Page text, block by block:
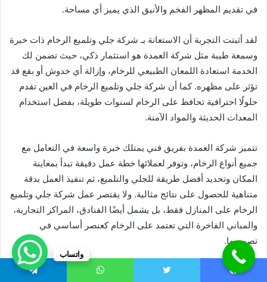
في تقديم المظهر الفخم والأنيق الذي يميز أي مساحة.
لقد أثبتت التجربة أن الاستعانة بـ شركة جلي وتلميع الرخام ذات خبرة
وسمعة طيبة مثل شركة العمدة هو استثمار ذكي، حيث تضمن لك
الخدمة استعادة اللمعان الطبيعي للرخام، وإزالة أي خدوش أو بقع قد
تؤثر على مظهره. كما أن شركة جلي وتلميع الرخام في العين تقدم
حلولًا احترافية تحافظ على الرخام لسنوات طويلة، بفضل استخدام
المعدات الحديثة والمواد الآمنة.
تتميز شركة العمدة بفريق فني يمتلك خبرة واسعة في التعامل مع
جميع أنواع الرخام، وتوفر لعملائها خطة عمل دقيقة تبدأ بمعاينة
المكان وتحديد أفضل طريقة للجلي والتلميع، ثم تنفيذ العمل بدقة
متناهية للحصول على نتائج مثالية. ولا يقتصر عمل شركة جلي وتلميع
الرخام على المنازل فقط، بل يشمل أيضًا الفنادق، المراكز التجارية،
والمباني الفاخرة التي تعتمد على الرخام كعنصر أساسي في
تصميمها.
إن اختيار شركة جلي وتلميع الرخام في العين المحترفة يضمن لك
واتساب